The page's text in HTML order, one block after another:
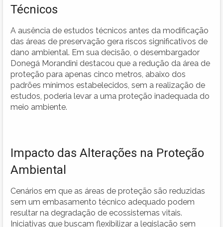
Técnicos
A ausência de estudos técnicos antes da modificação
das áreas de preservação gera riscos significativos de
dano ambiental. Em sua decisão, o desembargador
Donegá Morandini destacou que a redução da área de
proteção para apenas cinco metros, abaixo dos
padrões mínimos estabelecidos, sem a realização de
estudos, poderia levar a uma proteção inadequada do
meio ambiente.
Impacto das Alterações na Proteção
Ambiental
Cenários em que as áreas de proteção são reduzidas
sem um embasamento técnico adequado podem
resultar na degradação de ecossistemas vitais.
Iniciativas que buscam flexibilizar a legislação sem